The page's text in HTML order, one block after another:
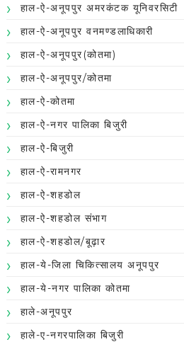
हाल-ऐ-अनूपपुर अमरकंटक यूनिवरसिटी
हाल-ऐ-अनूपपुर वनमण्डलाधिकारी
हाल-ऐ-अनूपपुर(कोतमा)
हाल-ऐ-अनूपपुर/कोतमा
हाल-ऐ-कोतमा
हाल-ऐ-नगर पालिका बिजुरी
हाल-ऐ-बिजुरी
हाल-ऐ-रामनगर
हाल-ऐ-शहडोल
हाल-ऐ-शहडोल संभाग
हाल-ऐ-शहडोल/बूढ़ार
हाल-ये-जिला चिकित्सालय अनूपपुर
हाल-ये-नगर पालिका कोतमा
हाले-अनूपपुर
हाले-ए-नगरपालिका बिजुरी